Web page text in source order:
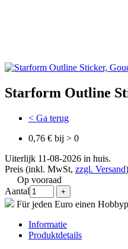
Starform Outline
< Ga terug
0,76 € bij > 0
Uiterlijk 11-08-2026 in huis.
Preis (inkl. MwSt, zzgl. Versand)
Op vooraad
Aantal
Für jeden Euro einen
Informatie
Produktdetails